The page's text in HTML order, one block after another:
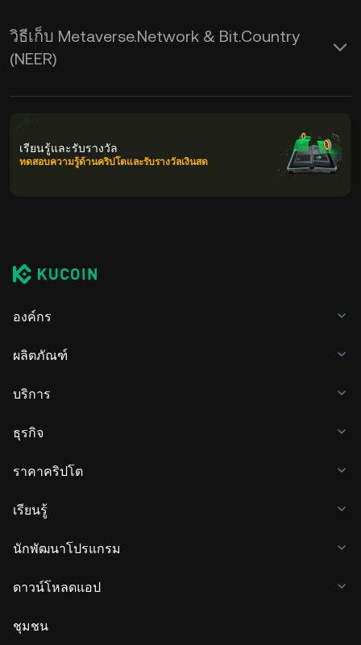
วิธีเก็บ Metaverse.Network & Bit.Country
(NEER)
เรียนรู้และรับรางวัล
ทดสอบความรู้ด้านคริปโตและรับรางวัลเงินสด
องค์กร
ผลิตภัณฑ์
บริการ
ธุรกิจ
ราคาคริปโต
เรียนรู้
นักพัฒนาโปรแกรม
ดาวน์โหลดแอป
ชุมชน